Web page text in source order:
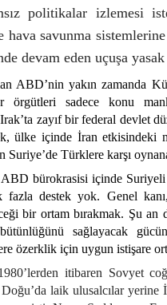
politikalar izlemesi
savunma
devam eden uçuşa
ABD’nin yakın zamanda
örgütleri sadece konu
zayıf bir federal devlet
ülke içinde İran etkisindeki
Suriye’de Türklere karşı
bürokrasisi içinde
fazla destek yok. Genel
bir ortam bırakmak. Şu an
sağlayacak
özerklik için uygun istişare
itibaren Sovyet
laik ulusalcılar yerine